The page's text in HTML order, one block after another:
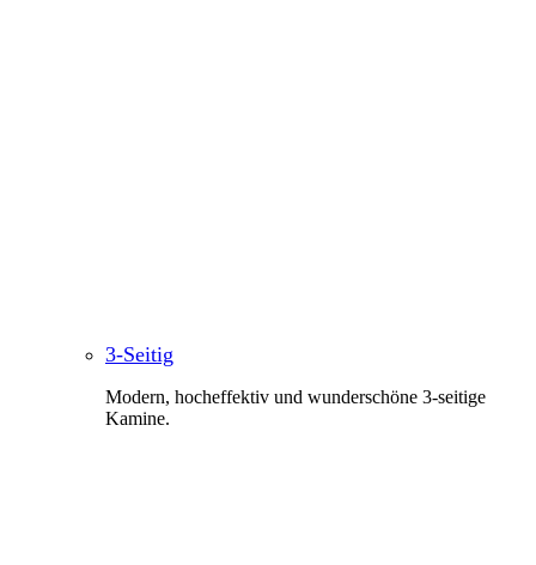
3-Seitig
Modern, hocheffektiv und wunderschöne 3-seitige
Kamine.